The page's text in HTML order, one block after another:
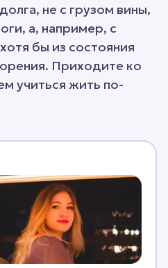
не с грузом вины,
а, например, с
бы из состояния
Приходите ко
учиться жить по-